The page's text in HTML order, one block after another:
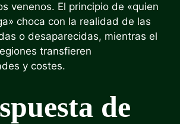
venenos. El principio de «quien
choca con la realidad de las
o desaparecidas, mientras el
transfieren
y costes.
de